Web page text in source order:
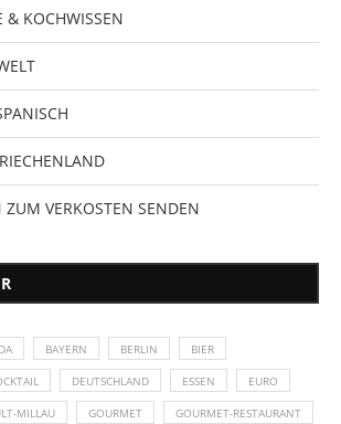
& KOCHWISSEN
ZUM VERKOSTEN SENDEN
BAYERN BERLIN BIER
DEUTSCHLAND ESSEN EURO
MILLAU GOURMET GOURMET-RESTAURANT